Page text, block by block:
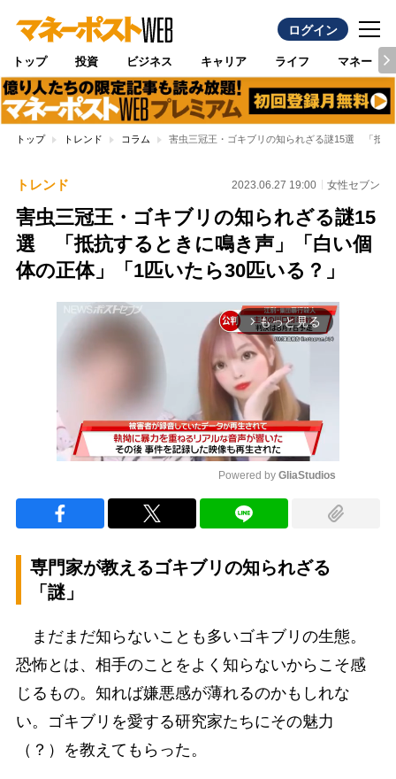
ログイン
トップ 投資 ビジネス キャリア ライフ マネー
トップ トレンド コラム 害虫三冠王・ゴキブリの知られざる謎15選 「抵
トレンド 2023.06.27 19:00 女性セブン
害虫三冠王・ゴキブリの知られざる謎15
選 「抵抗するときに鳴き声」「白い個
体の正体」「1匹いたら30匹いる？」
arrow_forward_ios もっと見る
Powered by GliaStudios
専門家が教えるゴキブリの知られざる
「謎」
まだまだ知らないことも多いゴキブリの生態。
恐怖とは、相手のことをよく知らないからこそ感
じるもの。知れば嫌悪感が薄れるのかもしれな
い。ゴキブリを愛する研究家たちにその魅力
（？）を教えてもらった。